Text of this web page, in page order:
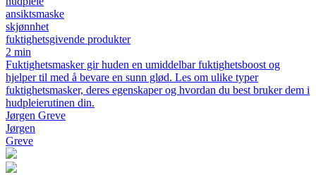
ansiktsmaske
skjønnhet
fuktighetsgivende produkter
2 min
Fuktighetsmasker gir huden en umiddelbar fuktighetsboost og
hjelper til med å bevare en sunn glød. Les om ulike typer
fuktighetsmasker, deres egenskaper og hvordan du best bruker dem i
hudpleierutinen din.
Jørgen Greve
Jørgen
Greve